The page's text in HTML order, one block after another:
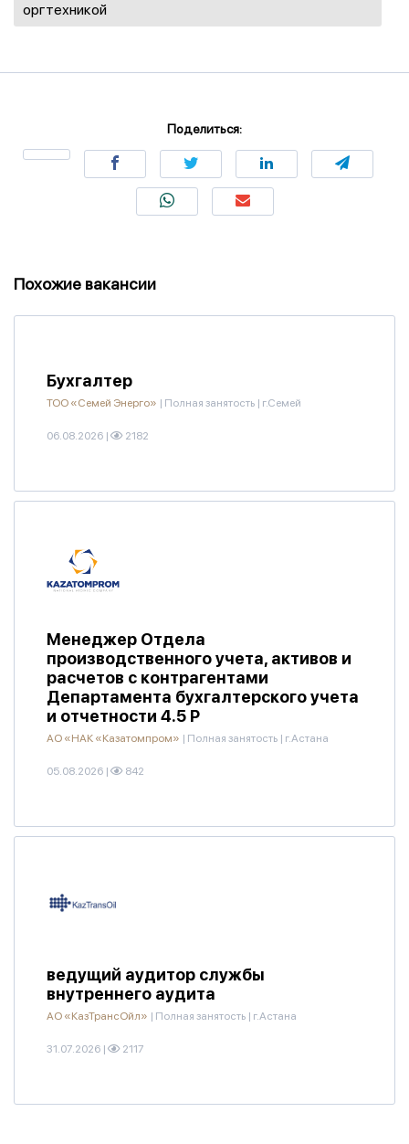
оргтехникой
Поделиться:
Похожие вакансии
Бухгалтер
ТОО «Семей Энерго» | Полная занятость | г.Семей
06.08.2026 | 2182
Менеджер Отдела
производственного учета, активов и
расчетов с контрагентами
Департамента бухгалтерского учета
и отчетности 4.5 Р
АО «НАК «Казатомпром» | Полная занятость | г.Астана
05.08.2026 | 842
ведущий аудитор службы
внутреннего аудита
АО «КазТрансОйл» | Полная занятость | г.Астана
31.07.2026 | 2117